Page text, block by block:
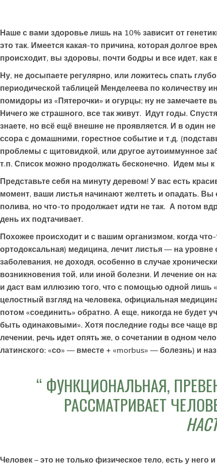
Наше с вами здоровье лишь на 10% зависит от
это так. Имеется какая-то причина, которая долгое
происходит, вы здоровы, почти бодры и все идет, как
Ну, не досыпаете регулярно, или ложитесь спать
периодической таблицей Менделеева по количеству
помидоры из «Пятерочки» и огурцы; ну не замечаете
Ничего же страшного, все так живут. Идут годы.
знаете, но всё ещё внешне не проявляется. И в один
ссора с домашними, горестное событие и т.д.
проблемы с щитовидкой, или другое аутоиммунное
т.п. Список можно продолжать бесконечно. Идем мы к
Представьте себя на минуту деревом! У вас есть
момент, ваши листья начинают желтеть и опадать.
полива, но что-то продолжает идти не так. А потом
день их подтачивает.
Похожее происходит и с вашим организмом, когда
ортодоксальная) медицина, лечит листья — на
заболевания, не доходя, особенно в случае
возникновения той, или иной болезни. И лечение он
и даст вам иллюзию того, что с помощью одной лишь
целостный взгляд на человека, официальная
потом «соединить» обратно. А еще, никогда не
быть одинаковыми». Хотя последние годы все чаще
лечении, речь идет опять же, о сочетании в одном
латинского: «со» — вместе + «morbus» — болезнь) и
ФУНКЦИОНАЛЬНАЯ,
РАССМАТРИВАЕТ
Человек – это не только физическое тело, есть у